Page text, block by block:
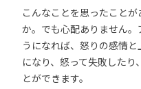
こんなことを思ったこと
か。でも心配ありません
うになれば、怒りの感情
になり、怒って失敗した
とができます。